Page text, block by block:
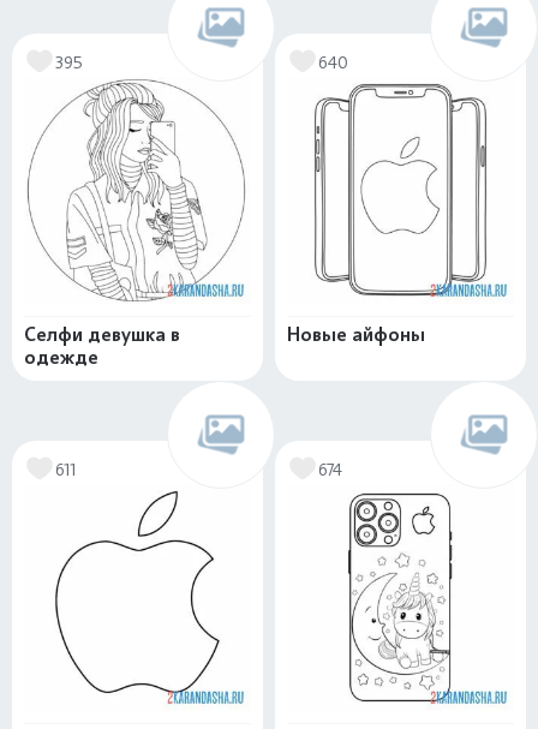
395
Селфи девушка в
одежде
640
Новые айфоны
611 674